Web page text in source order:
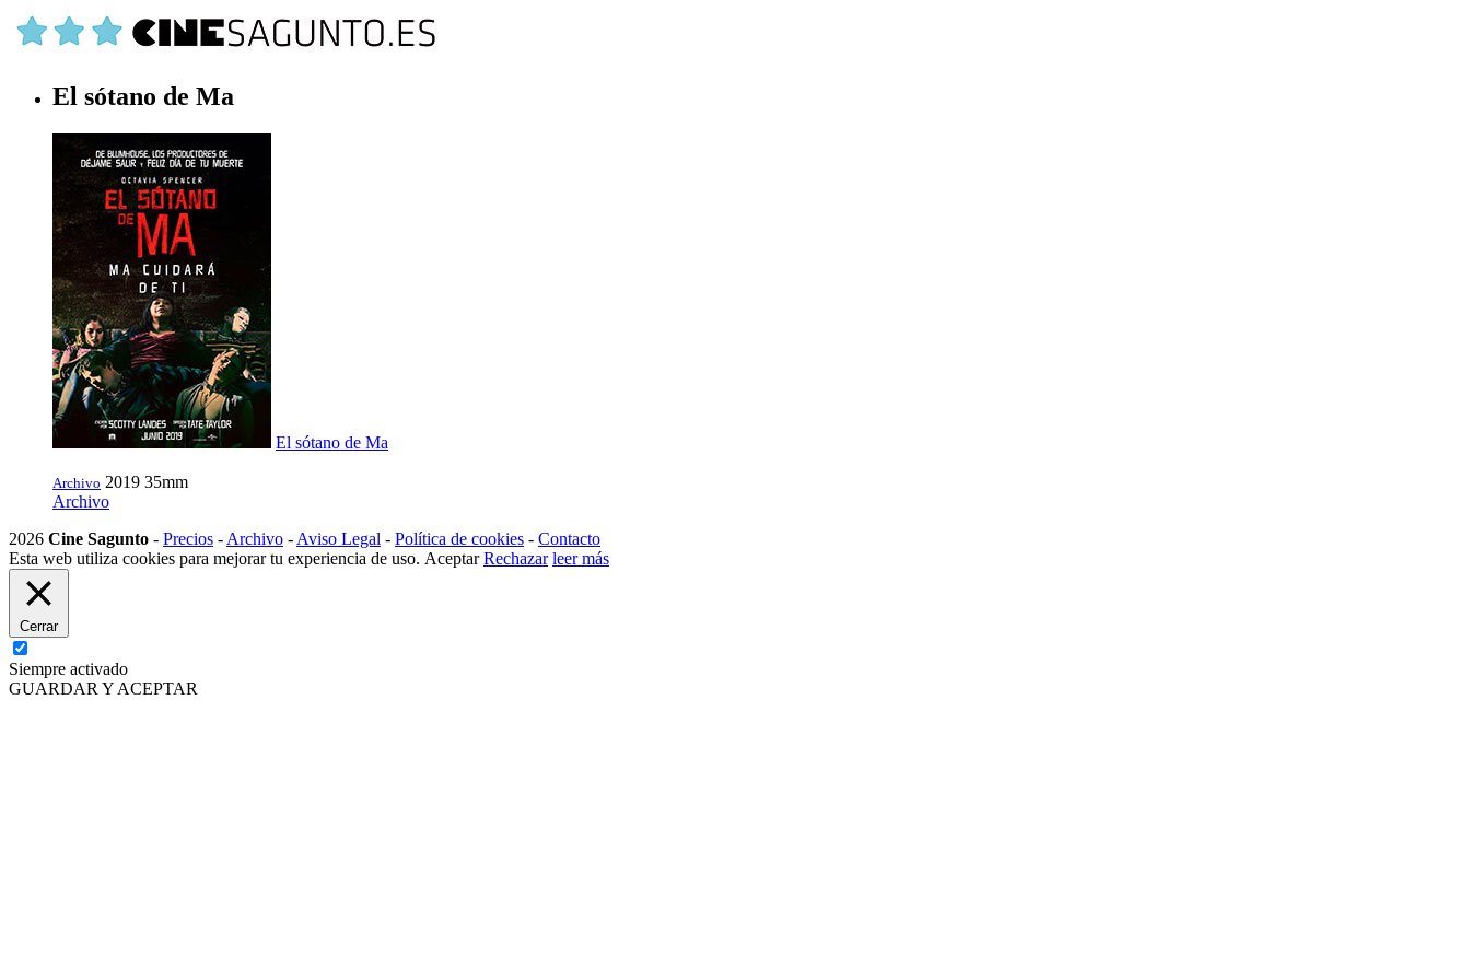
El sótano de Ma
El sótano de Ma
Archivo 2019 35mm
Archivo
2026 Cine Sagunto - Precios - Archivo - Aviso Legal - Política de cookies - Contacto
Esta web utiliza cookies para mejorar tu experiencia de uso. Aceptar Rechazar leer más
Cerrar
Siempre activado
GUARDAR Y ACEPTAR